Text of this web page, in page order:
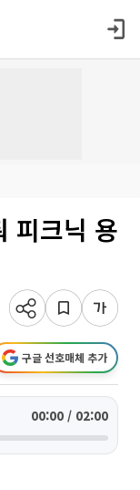
피크닉 용
구글 선호매체 추가
00:00 / 02:00